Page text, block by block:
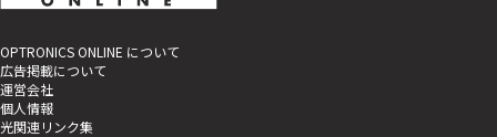
OPTRONICS ONLINE について
広告掲載について
運営会社
個人情報
光関連リンク集